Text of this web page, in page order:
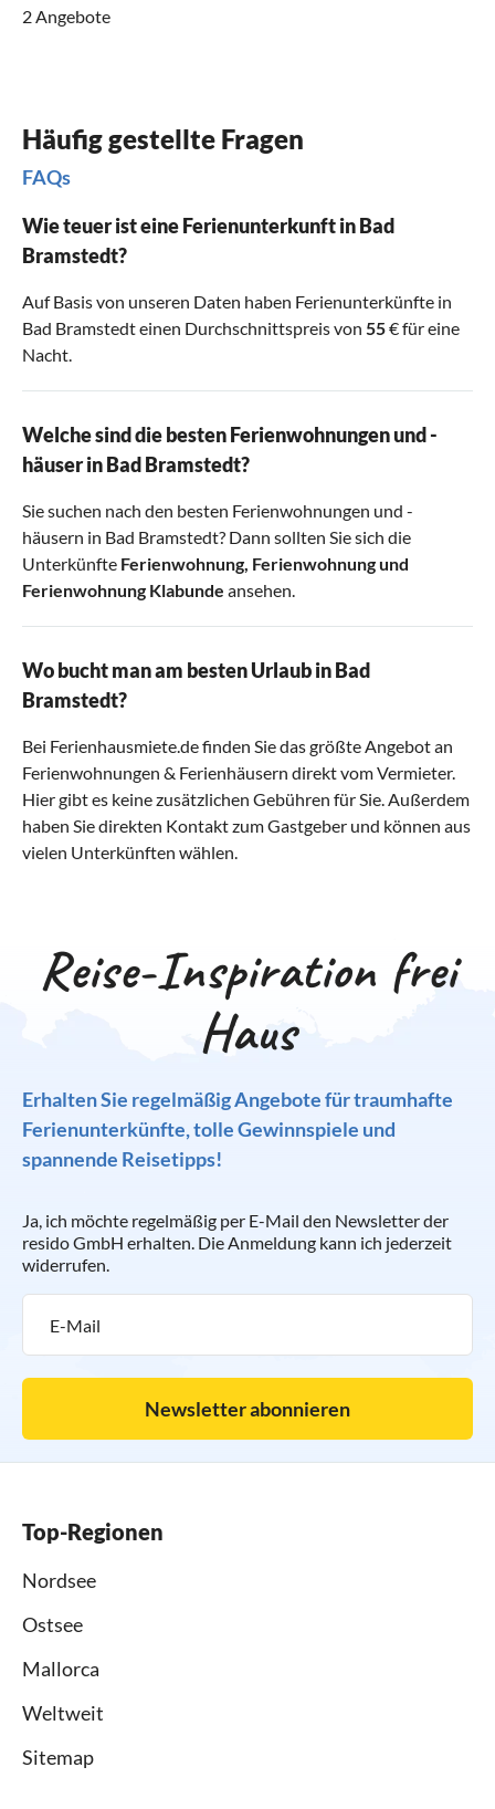
Wälder von Schleswig-Holstein im Mittelpunkt. Im 30
Fledermäuse. Planen Sie auch einen Tagesausflug ans Meer
und genießen Sie mit Ihren Liebsten als Gäste der Region
die erholsame Meeresluft. Besuchen Sie auch den unweit
Küche ganz nach Ihren persönlichen Wünschen zu
2 Angebote
Häufig gestellte Fragen
FAQs
Wie teuer ist eine Ferienunterkunft in Bad
Bramstedt?
Auf Basis von unseren Daten haben Ferienunterkünfte in
Bad Bramstedt einen Durchschnittspreis von 55€ für eine
Nacht.
Welche sind die besten Ferienwohnungen und -
häuser in Bad Bramstedt?
Sie suchen nach den besten Ferienwohnungen und -
häusern in Bad Bramstedt? Dann sollten Sie sich die
Unterkünfte Ferienwohnung, Ferienwohnungund
Ferienwohnung Klabunde ansehen.
Wo bucht man am besten Urlaub in Bad
Bramstedt?
Bei Ferienhausmiete.de finden Sie das größte Angebot an
Ferienwohnungen & Ferienhäusern direkt vom Vermieter.
Hier gibt es keine zusätzlichen Gebühren für Sie. Außerdem
haben Sie direkten Kontakt zum Gastgeber und können aus
vielen Unterkünften wählen.
Reise-Inspiration frei
Haus
Erhalten Sie regelmäßig Angebote für traumhafte
Ferienunterkünfte, tolle Gewinnspiele und
spannende Reisetipps!
Ja, ich möchte regelmäßig per E-Mail den Newsletter der
resido GmbH erhalten. Die Anmeldung kann ich jederzeit
widerrufen.
Newsletter abonnieren
Top-Regionen
Nordsee
Ostsee
Mallorca
Weltweit
Sitemap